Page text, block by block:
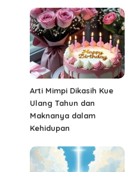
Arti Mimpi Dikasih Kue
Ulang Tahun dan
Maknanya dalam
Kehidupan